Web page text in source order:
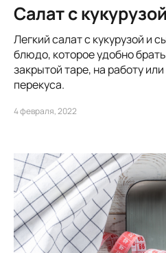
Салат с
Легкий салат с кукурузой и
блюдо, которое удобно
закрытой таре, на работу
перекуса.
4 февраля, 2022